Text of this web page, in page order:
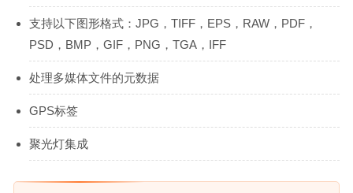
支持以下图形格式：JPG，TIFF，EPS，RAW，PDF，
PSD，BMP，GIF，PNG，TGA，IFF
处理多媒体文件的元数据
GPS标签
聚光灯集成